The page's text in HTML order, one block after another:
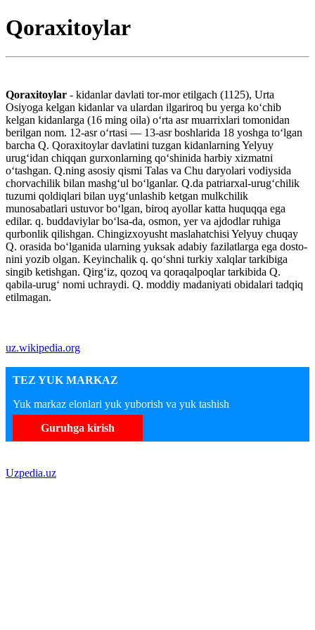
Qoraxitoylar
Qoraxitoylar - kidanlar davlati tor-mor etilgach (1125), Urta
Osiyoga kelgan kidanlar va ulardan ilgariroq bu yerga koʻchib
kelgan kidanlarga (16 ming oila) oʻrta asr muarrixlari tomonidan
berilgan nom. 12-asr oʻrtasi — 13-asr boshlarida 18 yoshga toʻlgan
barcha Q. Qoraxitoylar davlatini tuzgan kidanlarning Yelyuy
urugʻidan chiqqan gurxonlarning qoʻshinida harbiy xizmatni
oʻtashgan. Q.ning asosiy qismi Talas va Chu daryolari vodiysida
chorvachilik bilan mashgʻul boʻlganlar. Q.da patriarxal-urugʻchilik
tuzumi qoldiqlari bilan uygʻunlashib ketgan mulkchilik
munosabatlari ustuvor boʻlgan, biroq ayollar katta huquqqa ega
edilar. q. buddaviylar boʻlsa-da, osmon, yer va ajdodlar ruhiga
qurbonlik qilishgan. Chingizxoyusht maslahatchisi Yelyuy chuqay
Q. orasida boʻlganida ularning yuksak adabiy fazilatlarga ega dosto-
nini yozib olgan. Keyinchalik q. qoʻshni turkiy xalqlar tarkibiga
singib ketishgan. Qirgʻiz, qozoq va qoraqalpoqlar tarkibida Q.
qabila-urugʻ nomi uchraydi. Q. moddiy madaniyati obidalari tadqiq
etilmagan.
uz.wikipedia.org
TEZ YUK MARKAZ
Yuk markaz elonlari yuk yuborish va yuk tashish
Guruhga kirish
Uzpedia.uz